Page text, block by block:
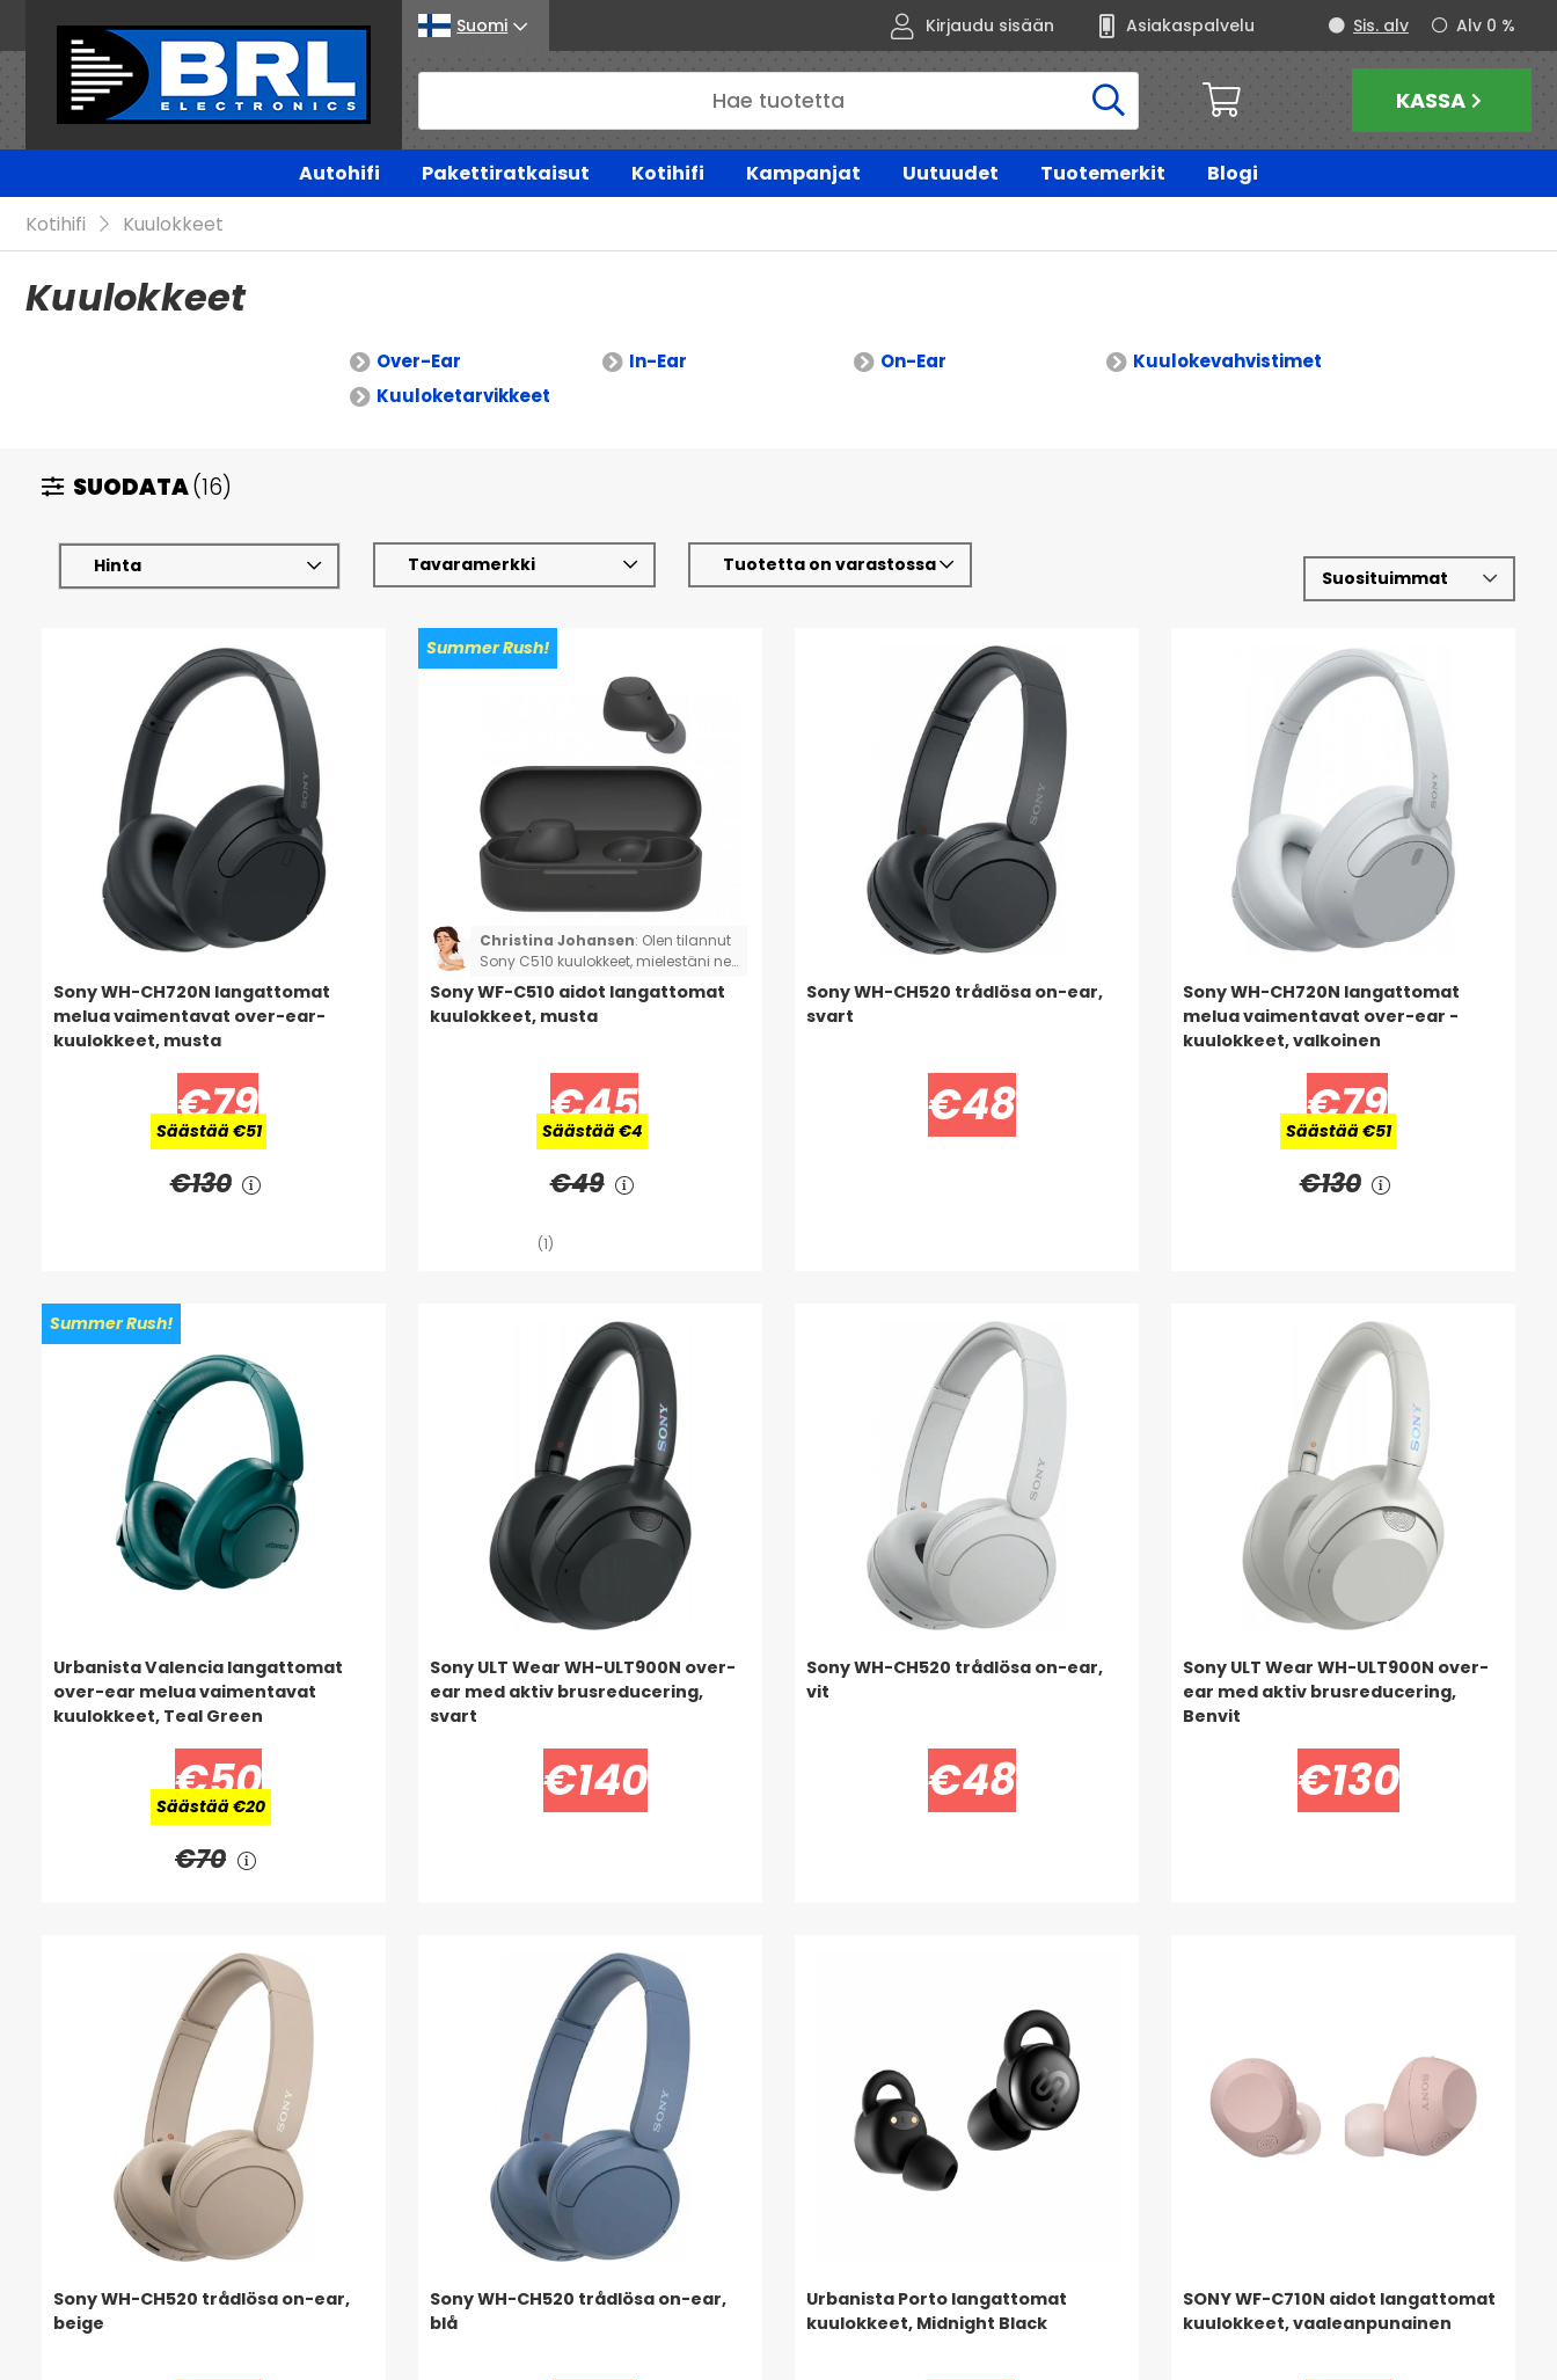
Suomi Kirjaudu sisään Asiakaspalvelu Alv 0 %
Sis. alv
KASSA
Autohifi Pakettiratkaisut Kotihifi Kampanjat Uutuudet Tuotemerkit
Blogi
Kotihifi
Kuulokkeet
Kuulokkeet
Over-Ear In-Ear On-Ear
Kuulokevahvistimet
Kuuloketarvikkeet
SUODATA(16)
Hinta Tavaramerkki Tuotetta on varastossa
Sony WH-CH720N langattomat
melua vaimentavat over-ear-
kuulokkeet, musta
€79
Säästää €51
€130
Summer Rush!
Christina Johansen: Olen tilannut
Sony C510 kuulokkeet, mielestäni ne
ovat todella hyvät ja
käyttökelpoiset. Terveisin Christina
Sony WF-C510 aidot langattomat
kuulokkeet, musta
€45
Säästää €4
€49
(1)
Sony WH-CH520 trådlösa on-ear,
svart
€48
Sony WH-CH720N langattomat
melua vaimentavat over-ear -
kuulokkeet, valkoinen
€79
Säästää €51
€130
Summer Rush!
Urbanista Valencia langattomat
over-ear melua vaimentavat
kuulokkeet, Teal Green
€50
Säästää €20
€70
Sony ULT Wear WH-ULT900N over-
ear med aktiv brusreducering,
svart
€140
Sony WH-CH520 trådlösa on-ear,
vit
€48
Sony ULT Wear WH-ULT900N over-
ear med aktiv brusreducering,
Benvit
€130
Sony WH-CH520 trådlösa on-ear,
beige
Sony WH-CH520 trådlösa on-ear,
blå
Urbanista Porto langattomat
kuulokkeet, Midnight Black
SONY WF-C710N aidot langattomat
kuulokkeet, vaaleanpunainen